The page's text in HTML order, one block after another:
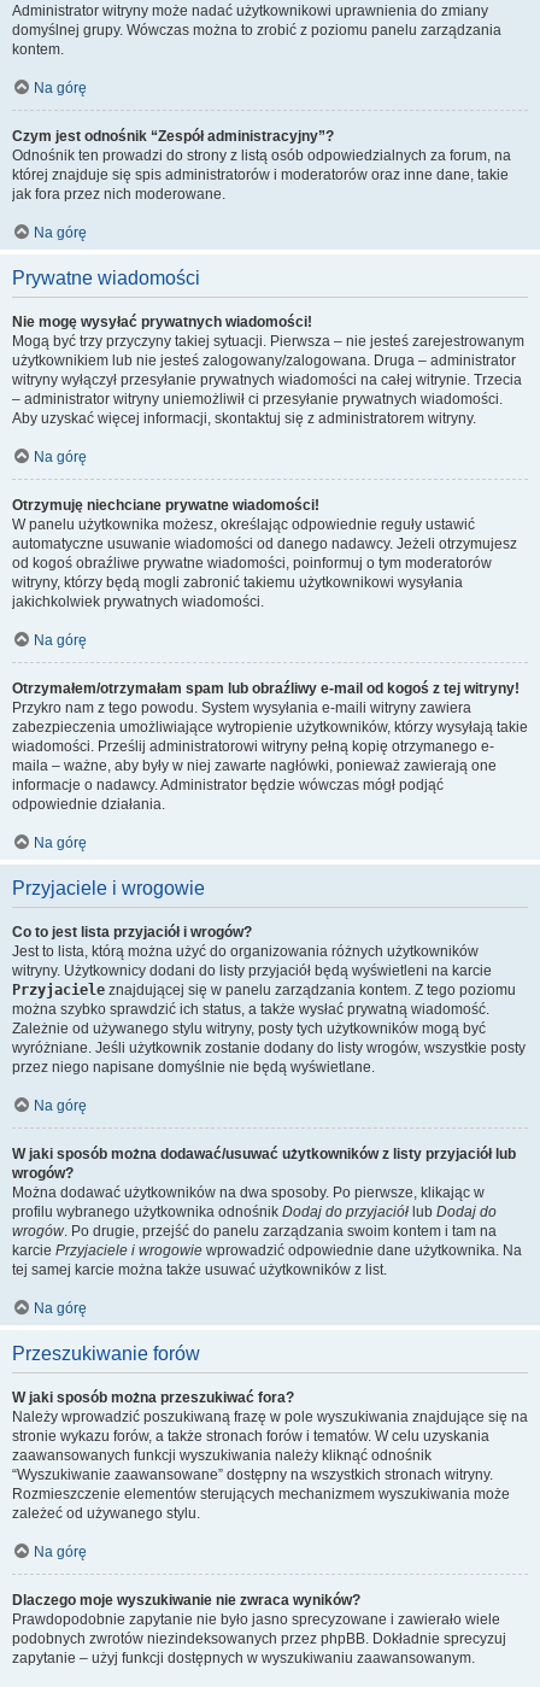
Administrator witryny może nadać użytkownikowi uprawnienia do zmiany
domyślnej grupy. Wówczas można to zrobić z poziomu panelu zarządzania
kontem.
Na górę
Czym jest odnośnik “Zespół administracyjny”?
Odnośnik ten prowadzi do strony z listą osób odpowiedzialnych za forum, na
której znajduje się spis administratorów i moderatorów oraz inne dane, takie
jak fora przez nich moderowane.
Na górę
Prywatne wiadomości
Nie mogę wysyłać prywatnych wiadomości!
Mogą być trzy przyczyny takiej sytuacji. Pierwsza – nie jesteś zarejestrowanym
użytkownikiem lub nie jesteś zalogowany/zalogowana. Druga – administrator
witryny wyłączył przesyłanie prywatnych wiadomości na całej witrynie. Trzecia
– administrator witryny uniemożliwił ci przesyłanie prywatnych wiadomości.
Aby uzyskać więcej informacji, skontaktuj się z administratorem witryny.
Na górę
Otrzymuję niechciane prywatne wiadomości!
W panelu użytkownika możesz, określając odpowiednie reguły ustawić
automatyczne usuwanie wiadomości od danego nadawcy. Jeżeli otrzymujesz
od kogoś obraźliwe prywatne wiadomości, poinformuj o tym moderatorów
witryny, którzy będą mogli zabronić takiemu użytkownikowi wysyłania
jakichkolwiek prywatnych wiadomości.
Na górę
Otrzymałem/otrzymałam spam lub obraźliwy e-mail od kogoś z tej witryny!
Przykro nam z tego powodu. System wysyłania e-maili witryny zawiera
zabezpieczenia umożliwiające wytropienie użytkowników, którzy wysyłają takie
wiadomości. Prześlij administratorowi witryny pełną kopię otrzymanego e-
maila – ważne, aby były w niej zawarte nagłówki, ponieważ zawierają one
informacje o nadawcy. Administrator będzie wówczas mógł podjąć
odpowiednie działania.
Na górę
Przyjaciele i wrogowie
Co to jest lista przyjaciół i wrogów?
Jest to lista, którą można użyć do organizowania różnych użytkowników
witryny. Użytkownicy dodani do listy przyjaciół będą wyświetleni na karcie
Przyjaciele znajdującej się w panelu zarządzania kontem. Z tego poziomu
można szybko sprawdzić ich status, a także wysłać prywatną wiadomość.
Zależnie od używanego stylu witryny, posty tych użytkowników mogą być
wyróżniane. Jeśli użytkownik zostanie dodany do listy wrogów, wszystkie posty
przez niego napisane domyślnie nie będą wyświetlane.
Na górę
W jaki sposób można dodawać/usuwać użytkowników z listy przyjaciół lub
wrogów?
Można dodawać użytkowników na dwa sposoby. Po pierwsze, klikając w
profilu wybranego użytkownika odnośnik Dodaj do przyjaciół lub Dodaj do
wrogów. Po drugie, przejść do panelu zarządzania swoim kontem i tam na
karcie Przyjaciele i wrogowie wprowadzić odpowiednie dane użytkownika. Na
tej samej karcie można także usuwać użytkowników z list.
Na górę
Przeszukiwanie forów
W jaki sposób można przeszukiwać fora?
Należy wprowadzić poszukiwaną frazę w pole wyszukiwania znajdujące się na
stronie wykazu forów, a także stronach forów i tematów. W celu uzyskania
zaawansowanych funkcji wyszukiwania należy kliknąć odnośnik
“Wyszukiwanie zaawansowane” dostępny na wszystkich stronach witryny.
Rozmieszczenie elementów sterujących mechanizmem wyszukiwania może
zależeć od używanego stylu.
Na górę
Dlaczego moje wyszukiwanie nie zwraca wyników?
Prawdopodobnie zapytanie nie było jasno sprecyzowane i zawierało wiele
podobnych zwrotów niezindeksowanych przez phpBB. Dokładnie sprecyzuj
zapytanie – użyj funkcji dostępnych w wyszukiwaniu zaawansowanym.